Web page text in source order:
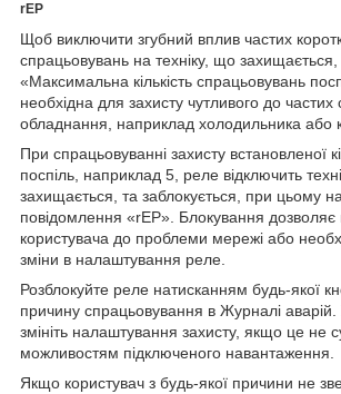
rEP
Щоб виключити згубний вплив частих
спрацьовувань на техніку, що захищається,
«Максимальна кількість спрацьовувань
необхідна для захисту чутливого до
обладнання, наприклад холодильника або
При спрацьовуванні захисту встановленої
поспіль, наприклад 5, реле відключить
захищається, та заблокується, при цьому
повідомлення «rEP». Блокування дозволяє
користувача до проблеми мережі або
зміни в налаштування реле.
Розблокуйте реле натисканням будь-якої
причину спрацьовування в Журналі аварій.
змініть налаштування захисту, якщо це не
можливостям підключеного навантаження.
Якщо користувач з будь-якої причини не